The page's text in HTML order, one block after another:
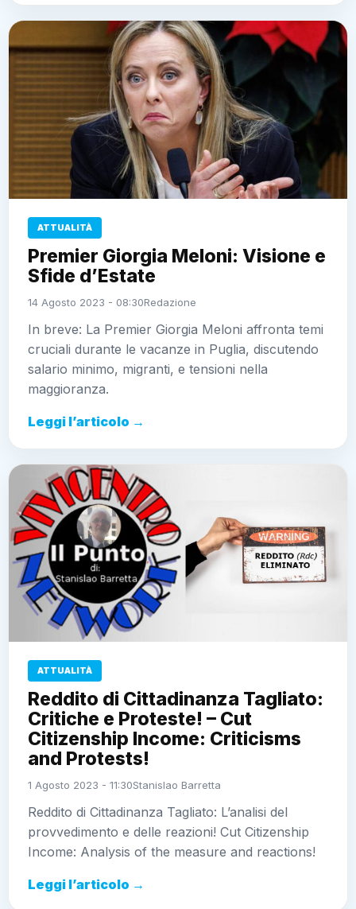
ATTUALITÀ
Premier Giorgia Meloni: Visione e
Sfide d’Estate
14 Agosto 2023 - 08:30Redazione
In breve: La Premier Giorgia Meloni affronta temi
cruciali durante le vacanze in Puglia, discutendo
salario minimo, migranti, e tensioni nella
maggioranza.
Leggi l’articolo →
ATTUALITÀ
Reddito di Cittadinanza Tagliato:
Critiche e Proteste! – Cut
Citizenship Income: Criticisms
and Protests!
1 Agosto 2023 - 11:30Stanislao Barretta
Reddito di Cittadinanza Tagliato: L’analisi del
provvedimento e delle reazioni! Cut Citizenship
Income: Analysis of the measure and reactions!
Leggi l’articolo →